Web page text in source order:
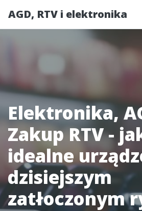
AGD, RTV i elektronika
Elektronika,
Zakup RTV -
idealne
dzisiejszym
zatłoczonym